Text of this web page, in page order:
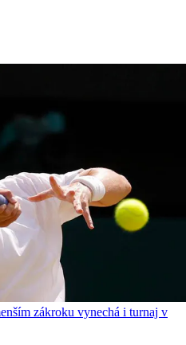
zákroku vynechá i turnaj v